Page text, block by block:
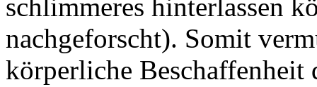
schlimmeres hinterlassen
nachgeforscht). Somit
körperliche Beschaffenheit